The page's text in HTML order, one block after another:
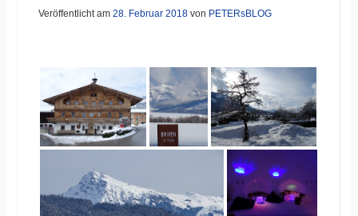
Veröffentlicht am 28. Februar 2018von PETERsBLOG